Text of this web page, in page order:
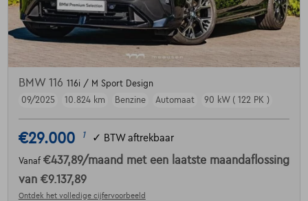
BMW 116 116i / M Sport Design
09/2025
10.824 km Benzine Automaat 90 kW ( 122 PK )
€29.000 1 ✓ BTW aftrekbaar
Vanaf €437,89/maand met een laatste maandaflossing
van €9.137,89
Ontdek het volledige cijfervoorbeeld